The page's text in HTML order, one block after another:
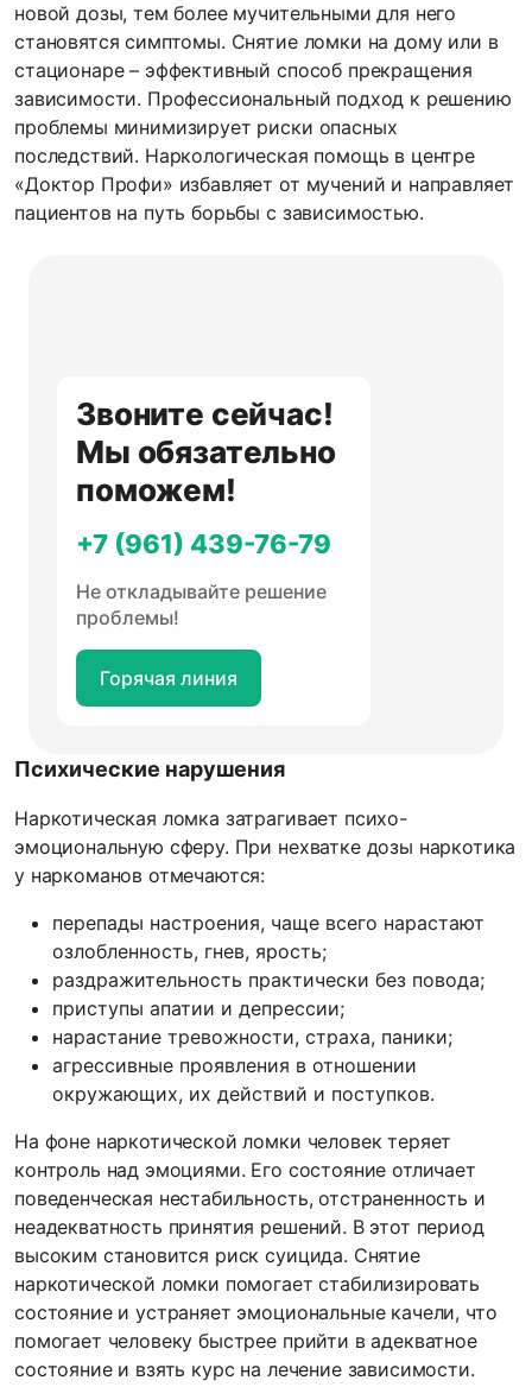
новой дозы, тем более мучительными для него
становятся симптомы. Снятие ломки на дому или в
стационаре – эффективный способ прекращения
зависимости. Профессиональный подход к решению
проблемы минимизирует риски опасных
последствий. Наркологическая помощь в центре
«Доктор Профи» избавляет от мучений и направляет
пациентов на путь борьбы с зависимостью.
Звоните сейчас!
Мы обязательно
поможем!
+7 (961) 439-76-79
Не откладывайте решение
проблемы!
Горячая линия
Психические нарушения
Наркотическая ломка затрагивает психо-
эмоциональную сферу. При нехватке дозы наркотика
у наркоманов отмечаются:
перепады настроения, чаще всего нарастают
озлобленность, гнев, ярость;
раздражительность практически без повода;
приступы апатии и депрессии;
нарастание тревожности, страха, паники;
агрессивные проявления в отношении
окружающих, их действий и поступков.
На фоне наркотической ломки человек теряет
контроль над эмоциями. Его состояние отличает
поведенческая нестабильность, отстраненность и
неадекватность принятия решений. В этот период
высоким становится риск суицида. Снятие
наркотической ломки помогает стабилизировать
состояние и устраняет эмоциональные качели, что
помогает человеку быстрее прийти в адекватное
состояние и взять курс на лечение зависимости.